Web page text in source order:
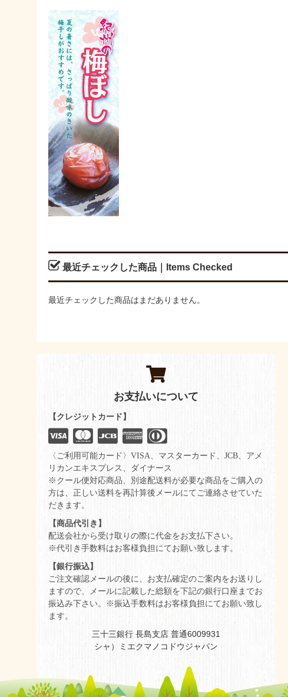
最近チェックした商品｜Items Checked
最近チェックした商品はまだありません。
お支払いについて
【クレジットカード】
〈ご利用可能カード〉VISA、マスターカード、JCB、アメ
リカンエキスプレス、ダイナース
※クール便対応商品、別途配送料が必要な商品をご購入の
方は、正しい送料を再計算後メールにてご連絡させていた
だきます。
【商品代引き】
配送会社から受け取りの際に代金をお支払下さい。
※代引き手数料はお客様負担にてお願い致します。
【銀行振込】
ご注文確認メールの後に、お支払確定のご案内をお送りし
ますので、メールに記載した総額を下記の銀行口座までお
振込み下さい。※振込手数料はお客様負担にてお願い致し
ます。
三十三銀行 長島支店 普通6009931
シャ）ミエクマノコドウジャパン